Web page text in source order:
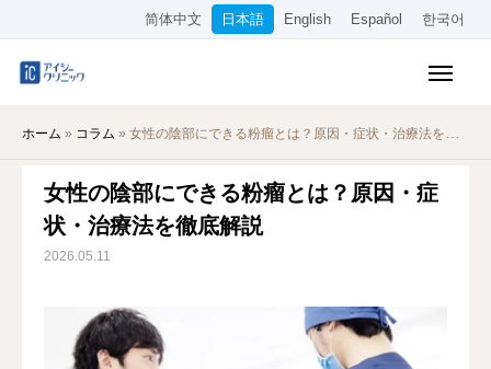
简体中文 日本語 English Español 한국어
ホーム » コラム » 女性の陰部にできる粉瘤とは？原因・症状・治療法を徹底解説
女性の陰部にできる粉瘤とは？原因・症
状・治療法を徹底解説
2026.05.11
料金表
オンライン診療
当院について